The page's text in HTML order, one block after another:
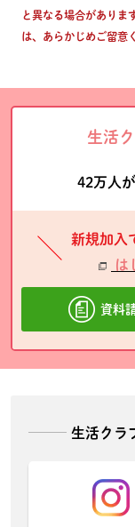
と異なる場合がありま
は、あらかじめご留意
生活
42万人
新規加入
は
資料
生活クラ